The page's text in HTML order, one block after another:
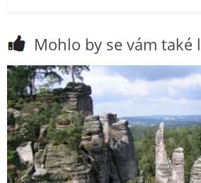
Mohlo by se vám také